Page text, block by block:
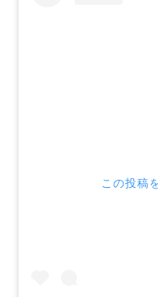
この投稿